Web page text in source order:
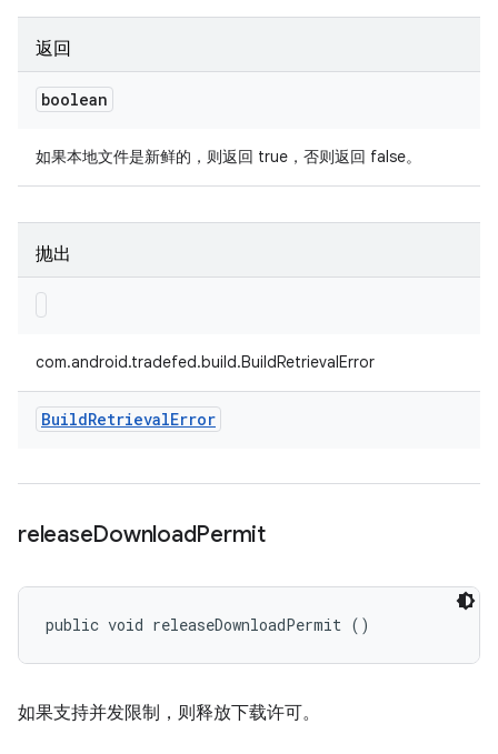
返回
boolean
如果本地文件是新鲜的，则返回 true，否则返回 false。
抛出
com.android.tradefed.build.BuildRetrievalError
BuildRetrievalError
releaseDownloadPermit
public void releaseDownloadPermit ()
如果支持并发限制，则释放下载许可。